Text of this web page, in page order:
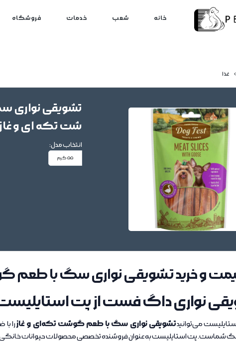
خانه شعب خدمات فروشگاه
غذا
تشویقی نواری
شت تکه ای و
انتخاب مدل:
55 گرم
و خرید تشویقی نواری سگ با طعم
نواری داگ فست از پت
می‌توانیدتشویقی نواری سگ با طعم گوشت تکه‌ای و غازرا
شماست. پت استایلیست به عنوان فروشنده تخصصی محصولات حیوانات خانگی،